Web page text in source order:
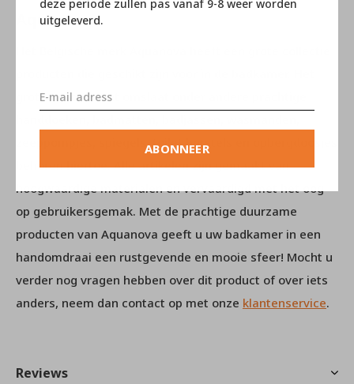
deze periode zullen pas vanaf 9-8 weer worden
uitgeleverd.
ABONNEER
Aquanova
grote assortiment omslaat onder andere prachtige
zeeppompjes, spiegels, toilet borstels en opbergdoosjes
behoren hiertoe. Alle artikelen zijn gemaakt van
hoogwaardige materialen en vervaardigd met het oog
op gebruikersgemak. Met de prachtige duurzame
producten van Aquanova geeft u uw badkamer in een
handomdraai een rustgevende en mooie sfeer! Mocht u
verder nog vragen hebben over dit product of over iets
anders, neem dan contact op met onze klantenservice.
Reviews